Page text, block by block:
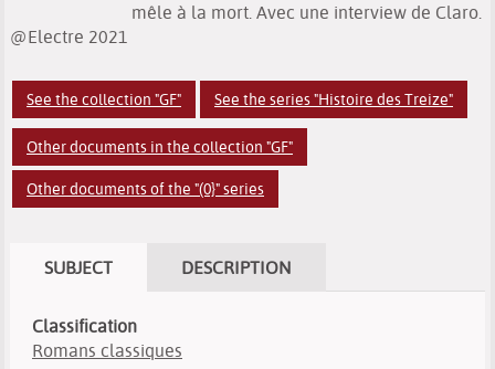
mêle à la mort. Avec une interview de Claro.
@Electre 2021
See the collection "GF" See the series "Histoire des Treize"
Other documents in the collection "GF"
Other documents of the "(0}" series
SUBJECT DESCRIPTION
Classification
Romans classiques